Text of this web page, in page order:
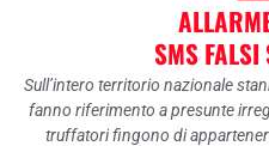
Relazione sulla
Ammontare
Dati relativi ai premi
ENTI CONTROLLATI
SMS FALSI
Sull’intero territorio nazionale
fanno riferimento a presunte
truffatori fingono di